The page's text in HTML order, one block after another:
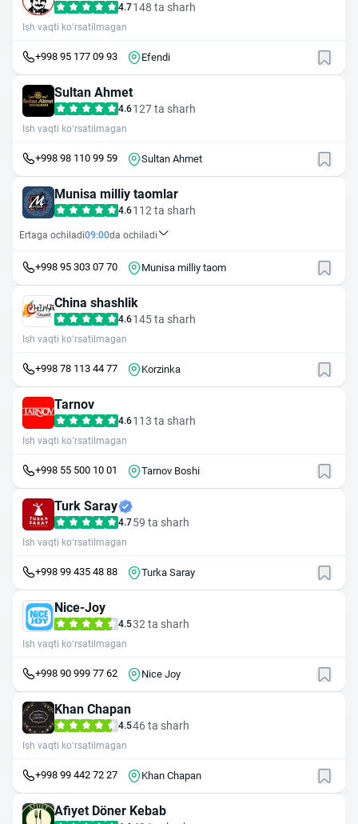
4.7148 ta sharh
Ish vaqti ko‘rsatilmagan
+998 95 177 09 93 Efendi
Sultan Ahmet
4.6127 ta sharh
Ish vaqti ko‘rsatilmagan
+998 98 110 99 59 Sultan Ahmet
Munisa milliy taomlar
4.6112 ta sharh
Ertaga ochiladi09:00da ochiladi
+998 95 303 07 70 Munisa milliy taom
China shashlik
4.6145 ta sharh
Ish vaqti ko‘rsatilmagan
+998 78 113 44 77 Korzinka
Tarnov
4.6113 ta sharh
Ish vaqti ko‘rsatilmagan
+998 55 500 10 01 Tarnov Вoshi
Turk Saray
4.759 ta sharh
Ish vaqti ko‘rsatilmagan
+998 99 435 48 88 Turka Saray
Nice-Joy
4.532 ta sharh
Ish vaqti ko‘rsatilmagan
+998 90 999 77 62 Nice Joy
Khan Chapan
4.546 ta sharh
Ish vaqti ko‘rsatilmagan
+998 99 442 72 27 Khan Chapan
Afiyet Döner Kebab